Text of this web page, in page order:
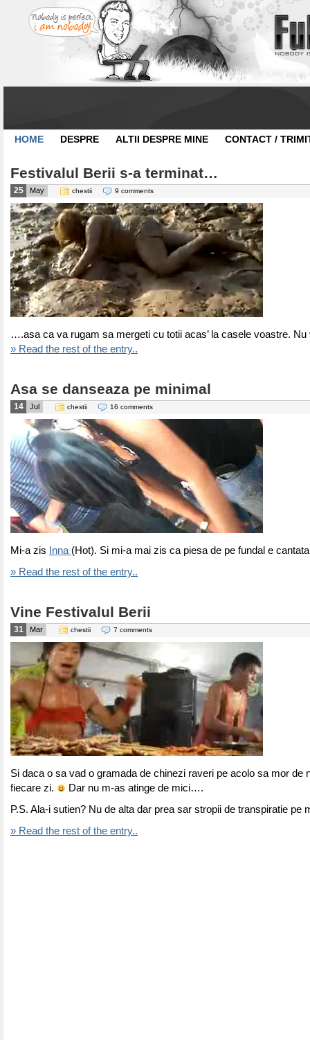
HOME DESPRE ALTII DESPRE MINE CONTACT /
Festivalul Berii s-a terminat…
25 May chestii 9 comments
….asa ca va rugam sa mergeti cu totii acas’ la casele voastre.
» Read the rest of the entry..
Asa se danseaza pe minimal
14 Jul chestii 16 comments
Mi-a zis Inna (Hot). Si mi-a mai zis ca piesa de pe fundal e
» Read the rest of the entry..
Vine Festivalul Berii
31 Mar chestii 7 comments
Si daca o sa vad o gramada de chinezi raveri pe acolo sa mor de
fiecare zi.
Dar nu m-as atinge de mici….
P.S. Ala-i sutien? Nu de alta dar prea sar stropii de transpiratie pe
» Read the rest of the entry..